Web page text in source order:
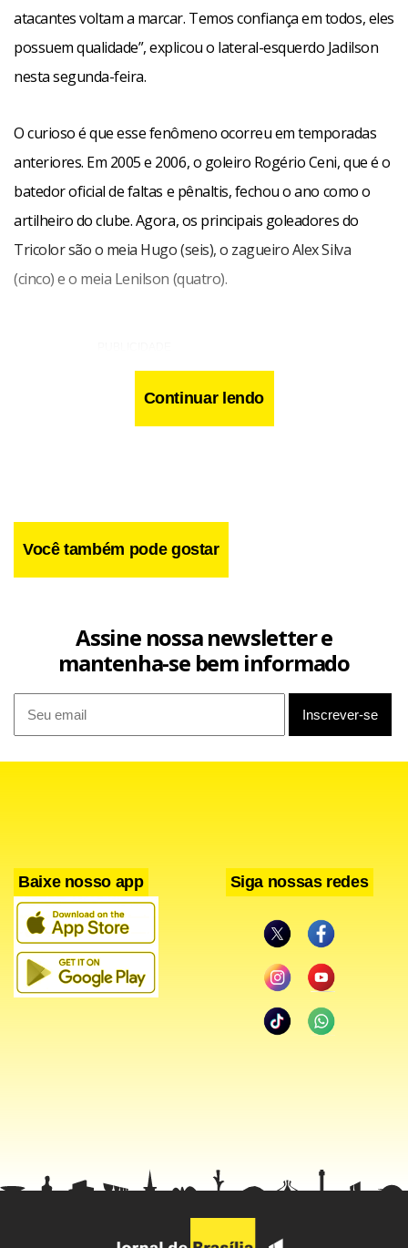
atacantes voltam a marcar. Temos confiança em todos, eles
possuem qualidade”, explicou o lateral-esquerdo Jadilson
nesta segunda-feira.
O curioso é que esse fenômeno ocorreu em temporadas
anteriores. Em 2005 e 2006, o goleiro Rogério Ceni, que é o
batedor oficial de faltas e pênaltis, fechou o ano como o
artilheiro do clube. Agora, os principais goleadores do
Tricolor são o meia Hugo (seis), o zagueiro Alex Silva
(cinco) e o meia Lenilson (quatro).
balança as redes desde o dia 28 de janeiro, na vitória contra
o Rio Claro. Contudo, ele ainda conta com grande respeito
alertou Jadilson.
Continuar lendo
Você também pode gostar
Assine nossa newsletter e
mantenha-se bem informado
Baixe nosso app Siga nossas redes